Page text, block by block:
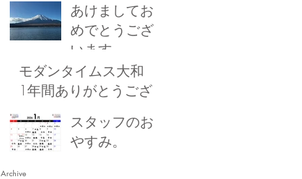
あけましてお
めでとうござ
います
モダンタイムス大和
1年間ありがとうござ
いました！
スタッフのお
やすみ。
Archive